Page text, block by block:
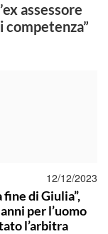
assessore
competenza”
12/12/2023
fine di Giulia”,
per l’uomo
l’arbitra